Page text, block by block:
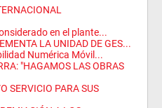
en el plante...
LA UNIDAD DE GES...
Numérica Móvil...
"HAGAMOS LAS OBRAS
SERVICIO PARA SUS